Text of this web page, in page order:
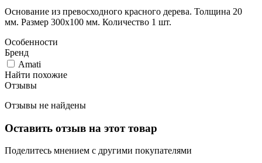
Основание из превосходного красного дерева. Толщина 20
мм. Размер 300х100 мм. Количество 1 шт.
Особенности
Бренд
Amati
Найти похожие
Отзывы
Отзывы не найдены
Оставить отзыв на этот товар
Поделитесь мнением с другими покупателями